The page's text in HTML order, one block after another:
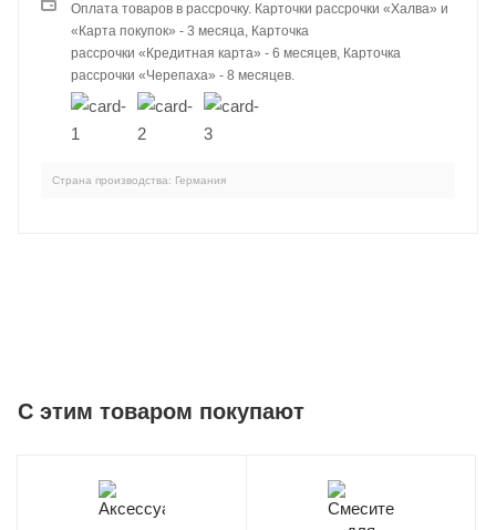
Оплата товаров в рассрочку. Карточки рассрочки «Халва» и
«Карта покупок» - 3 месяца, Карточка
рассрочки «Кредитная карта» - 6 месяцев, Карточка
рассрочки «Черепаха» - 8 месяцев.
Страна производства: Германия
C этим товаром покупают